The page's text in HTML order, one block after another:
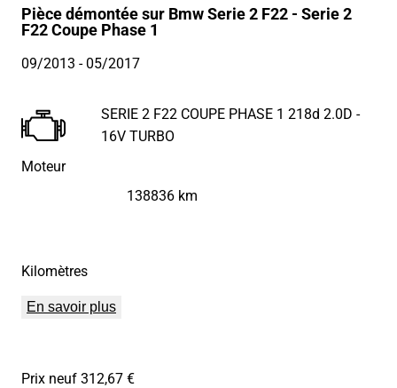
Pièce démontée sur Bmw Serie 2 F22 - Serie 2
F22 Coupe Phase 1
09/2013 - 05/2017
Moteur
SERIE 2 F22 COUPE PHASE 1 218d 2.0D -
16V TURBO
Kilomètres
138836 km
En savoir plus
Prix neuf 312,67 €